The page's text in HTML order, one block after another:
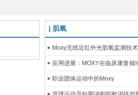
肌氧
Moxy无线近红外光肌氧监测技
应用进展：MOXY在临床康复领
职业团体运动中的Moxy